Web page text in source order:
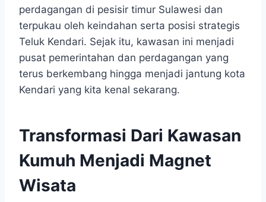
perdagangan di pesisir timur Sulawesi dan
terpukau oleh keindahan serta posisi strategis
Teluk Kendari. Sejak itu, kawasan ini menjadi
pusat pemerintahan dan perdagangan yang
terus berkembang hingga menjadi jantung kota
Kendari yang kita kenal sekarang.
Transformasi Dari Kawasan
Kumuh Menjadi Magnet
Wisata